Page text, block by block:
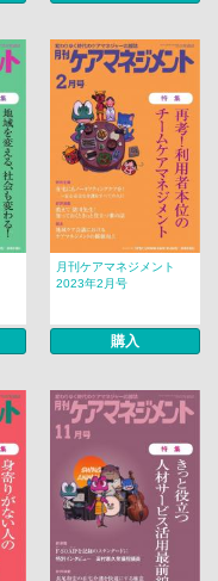
月刊ケアマネジメント
2023年2月号
購入